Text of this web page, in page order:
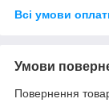
Всі умови
Умови
Повернення